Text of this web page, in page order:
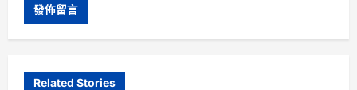
Related Stories